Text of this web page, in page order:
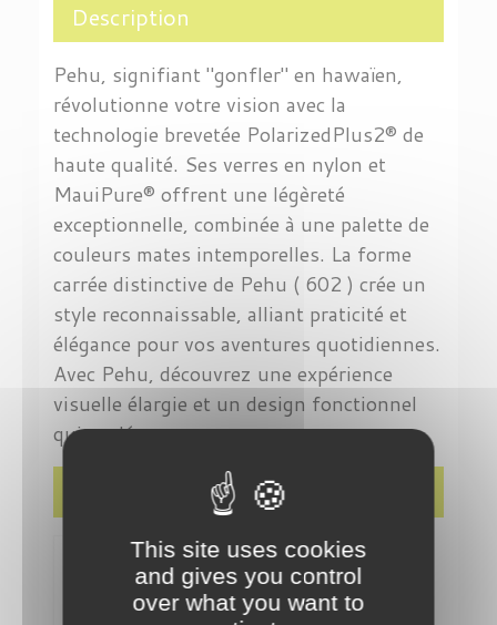
Description
Pehu, signifiant "gonfler" en hawaïen,
révolutionne votre vision avec la
technologie brevetée PolarizedPlus2® de
haute qualité. Ses verres en nylon et
MauiPure® offrent une légèreté
exceptionnelle, combinée à une palette de
couleurs mates intemporelles. La forme
carrée distinctive de Pehu ( 602 ) crée un
style reconnaissable, alliant praticité et
élégance pour vos aventures quotidiennes.
Avec Pehu, découvrez une expérience
visuelle élargie et un design fonctionnel
qui se démarque.
Détails du produit
This site uses cookies
and gives you control
over what you want to